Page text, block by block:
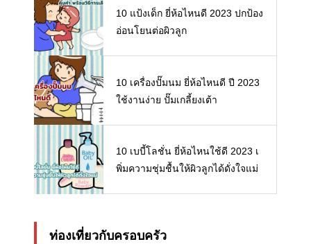
10 แป้งเด็ก ยี่ห้อไหนดี 2023 ปกป้อง
อ่อนโยนต่อผิวลูก
10 เครื่องปั๊มนม ยี่ห้อไหนดี ปี 2023
ใช้งานง่าย ปั๊มเกลี้ยงเต้า
10 เบบี้โลชั่น ยี่ห้อไหนใช้ดี 2023 เ
พิ่มความชุ่มชื้นให้ผิวลูกได้ดั่งใจแม่
ท่องเที่ยวกับครอบครัว